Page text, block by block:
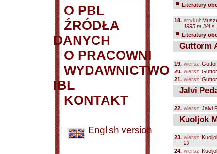
O PBL
ŹRÓDŁA
DANYCH
O PRACOWNI
WYDAWNICTWO
IBL
KONTAKT
English version
Literatury
18. artykuł:
1995 nr 3/4
Literatury
Guttorm
19. wiersz:
20. wiersz:
21. wiersz:
Jalvi
22. wiersz: Jalvi
Kuoljok
23. wiersz:
29
24. wiersz: